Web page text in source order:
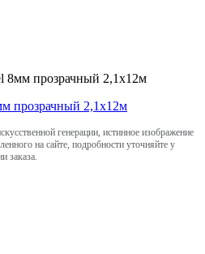
8мм прозрачный 2,1х12м
генерации, истинное изображение
на сайте, подробности уточняйте у
заказа.